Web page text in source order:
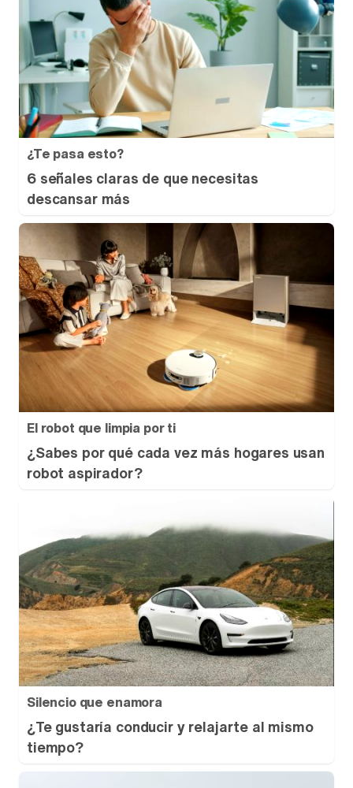
¿Te pasa esto?
6 señales claras de que necesitas
descansar más
El robot que limpia por ti
¿Sabes por qué cada vez más hogares usan
robot aspirador?
Silencio que enamora
¿Te gustaría conducir y relajarte al mismo
tiempo?